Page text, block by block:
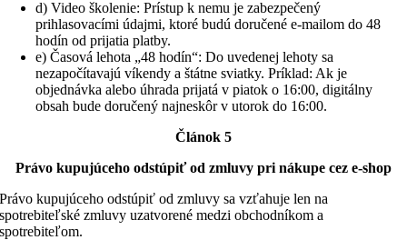
d) Video školenie: Prístup k nemu je zabezpečený
prihlasovacími údajmi, ktoré budú doručené e-mailom do 48
hodín od prijatia platby.
e) Časová lehota „48 hodín“: Do uvedenej lehoty sa
nezapočítavajú víkendy a štátne sviatky. Príklad: Ak je
objednávka alebo úhrada prijatá v piatok o 16:00, digitálny
obsah bude doručený najneskôr v utorok do 16:00.
Článok 5
Právo kupujúceho odstúpiť od zmluvy pri nákupe cez e-shop
Právo kupujúceho odstúpiť od zmluvy sa vzťahuje len na
spotrebiteľské zmluvy uzatvorené medzi obchodníkom a
spotrebiteľom.